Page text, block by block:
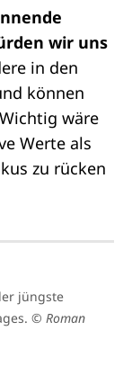
wir uns
in den
können
wäre
Werte als
zu rücken
jüngste
© Roman